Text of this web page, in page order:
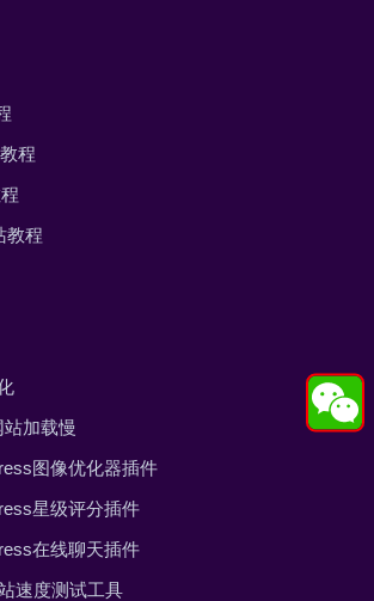
程
教程
加载慢
图像优化器插件
星级评分插件
在线聊天插件
速度测试工具